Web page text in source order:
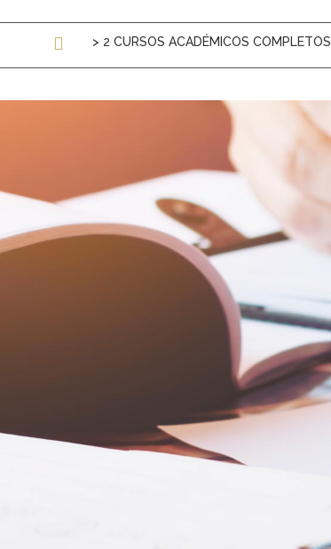
> 2 CURSOS ACADÉMICOS COMPLETOS